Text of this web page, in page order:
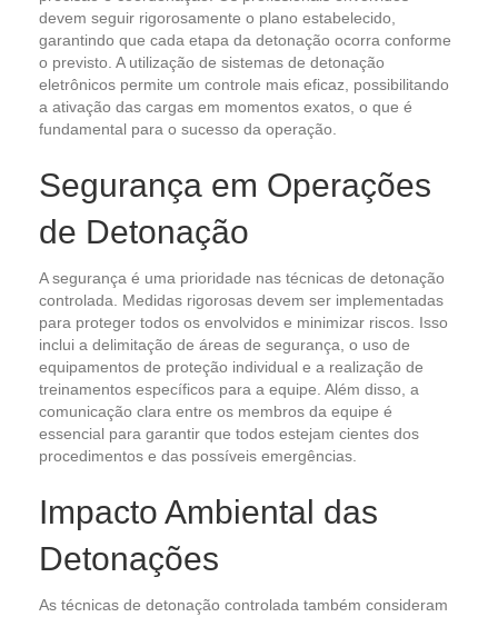
devem seguir rigorosamente o plano estabelecido,
garantindo que cada etapa da detonação ocorra conforme
o previsto. A utilização de sistemas de detonação
eletrônicos permite um controle mais eficaz, possibilitando
a ativação das cargas em momentos exatos, o que é
fundamental para o sucesso da operação.
Segurança em Operações
de Detonação
A segurança é uma prioridade nas técnicas de detonação
controlada. Medidas rigorosas devem ser implementadas
para proteger todos os envolvidos e minimizar riscos. Isso
inclui a delimitação de áreas de segurança, o uso de
equipamentos de proteção individual e a realização de
treinamentos específicos para a equipe. Além disso, a
comunicação clara entre os membros da equipe é
essencial para garantir que todos estejam cientes dos
procedimentos e das possíveis emergências.
Impacto Ambiental das
Detonações
As técnicas de detonação controlada também consideram